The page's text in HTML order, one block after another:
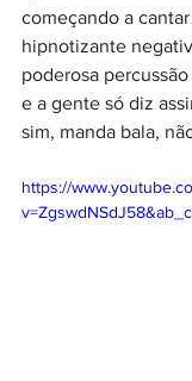
começando a
hipnotizante
poderosa
e a gente só diz
sim, manda bala,
https://